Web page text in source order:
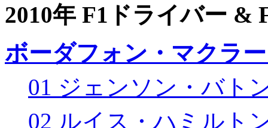
2010年 F1ドライバー &
ボーダフォン・マクラ
01 ジェンソン・バト
02 ルイス・ハミルト